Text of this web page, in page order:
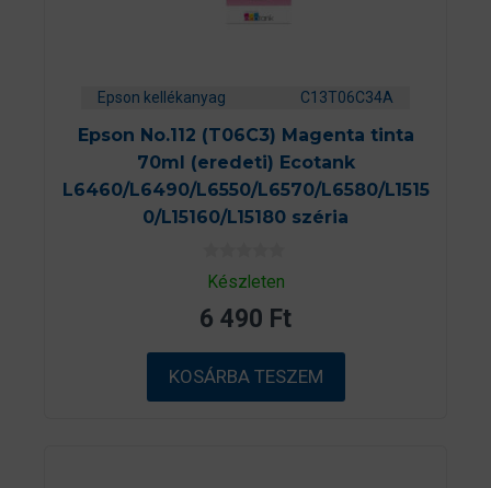
Epson kellékanyag C13T06C34A
Epson No.112 (T06C3) Magenta tinta
70ml (eredeti) Ecotank
L6460/L6490/L6550/L6570/L6580/L1515
0/L15160/L15180 széria
0
a
5
b
ő
l
Készleten
6 490 Ft
KOSÁRBA TESZEM